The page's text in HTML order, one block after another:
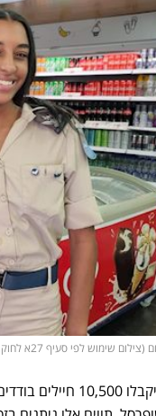
לפי סעיף 27א לחוק זכויות יוצרים)
יקבלו 10,500